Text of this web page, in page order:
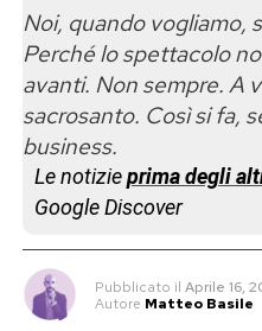
Noi, quando vogliamo,
Perché lo spettacolo
avanti. Non sempre. A
sacrosanto. Così si fa,
business.
Le notizieprima degli
Google Discover
Pubblicato il Aprile 16,
Autore Matteo Basile